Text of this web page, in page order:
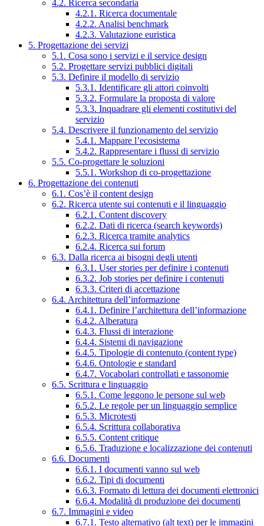
4.2. Ricerca secondaria
4.2.1. Ricerca documentale
4.2.2. Analisi benchmark
4.2.3. Valutazione euristica
5. Progettazione dei servizi
5.1. Cosa sono i servizi e il service design
5.2. Progettare servizi pubblici digitali
5.3. Definire il modello di servizio
5.3.1. Identificare gli attori coinvolti
5.3.2. Formulare la proposta di valore
5.3.3. Inquadrare gli elementi costitutivi del
servizio
5.4. Descrivere il funzionamento del servizio
5.4.1. Mappare l’ecosistema
5.4.2. Rappresentare i flussi di servizio
5.5. Co-progettare le soluzioni
5.5.1. Workshop di co-progettazione
6. Progettazione dei contenuti
6.1. Cos’è il content design
6.2. Ricerca utente sui contenuti e il linguaggio
6.2.1. Content discovery
6.2.2. Dati di ricerca (search keywords)
6.2.3. Ricerca tramite analytics
6.2.4. Ricerca sui forum
6.3. Dalla ricerca ai bisogni degli utenti
6.3.1. User stories per definire i contenuti
6.3.2. Job stories per definire i contenuti
6.3.3. Criteri di accettazione
6.4. Architettura dell’informazione
6.4.1. Definire l’architettura dell’informazione
6.4.2. Alberatura
6.4.3. Flussi di interazione
6.4.4. Sistemi di navigazione
6.4.5. Tipologie di contenuto (content type)
6.4.6. Ontologie e standard
6.4.7. Vocabolari controllati e tassonomie
6.5. Scrittura e linguaggio
6.5.1. Come leggono le persone sul web
6.5.2. Le regole per un linguaggio semplice
6.5.3. Microtesti
6.5.4. Scrittura collaborativa
6.5.5. Content critique
6.5.6. Traduzione e localizzazione dei contenuti
6.6. Documenti
6.6.1. I documenti vanno sul web
6.6.2. Tipi di documenti
6.6.3. Formato di lettura dei documenti elettronici
6.6.4. Modalità di produzione dei documenti
6.7. Immagini e video
6.7.1. Testo alternativo (alt text) per le immagini